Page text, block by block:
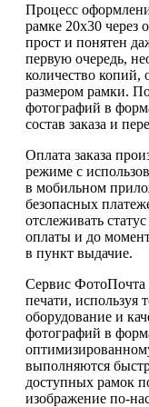
Процесс
рамке 20х30 через
прост и понятен
первую очередь,
количество копий,
размером рамки.
фотографий в
состав заказа и
Оплата заказа
режиме с
в мобильном
безопасных
отслеживать
оплаты и до
в пункт выдачие.
Сервис ФотоПочта
печати, используя
оборудование и
фотографий в
выполняются
доступных рамок
изображение по-